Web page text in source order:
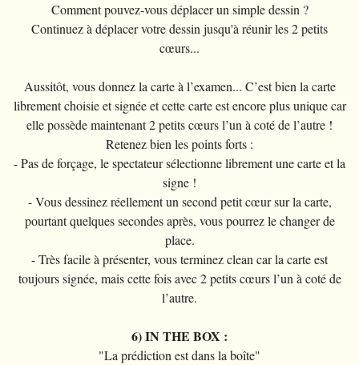
Comment pouvez-vous déplacer un simple dessin ?
Continuez à déplacer votre dessin jusqu'à réunir les 2 petits
cœurs...
Aussitôt, vous donnez la carte à l’examen... C’est bien la carte
librement choisie et signée et cette carte est encore plus unique car
elle possède maintenant 2 petits cœurs l’un à coté de l’autre !
Retenez bien les points forts :
- Pas de forçage, le spectateur sélectionne librement une carte et la
signe !
- Vous dessinez réellement un second petit cœur sur la carte,
pourtant quelques secondes après, vous pourrez le changer de
place.
- Très facile à présenter, vous terminez clean car la carte est
toujours signée, mais cette fois avec 2 petits cœurs l’un à coté de
l’autre.
6) IN THE BOX :
"La prédiction est dans la boîte"